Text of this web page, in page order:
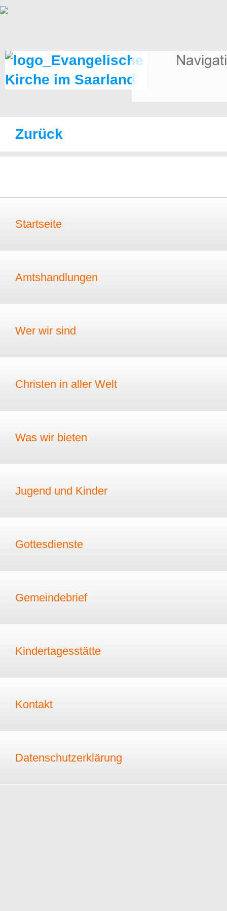
Zurück
Startseite
Amtshandlungen
Wer wir sind
Christen in aller Welt
Was wir bieten
Jugend und Kinder
Gottesdienste
Gemeindebrief
Kindertagesstätte
Kontakt
Datenschutzerklärung